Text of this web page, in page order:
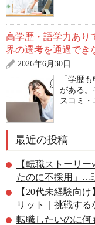
高学歴・語学力あり
界の選考を通過でき
2026年6月30日
「学歴
がある。
スコミ・
最近の投稿
【転職ストーリ
たのに不採用」…
【20代未経験向
リット｜挑戦す
転職したいのに何